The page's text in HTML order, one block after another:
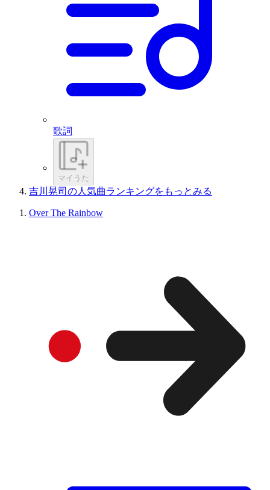
歌詞
マイうた
吉川晃司の人気曲ランキングをもっとみる
Over The Rainbow